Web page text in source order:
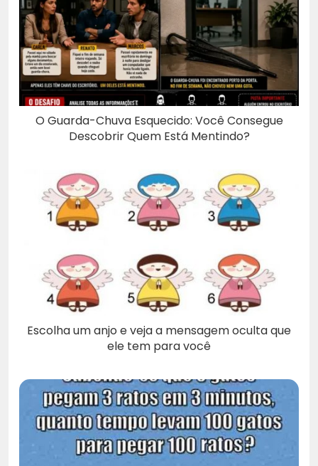
O Guarda-Chuva Esquecido: Você Consegue
Descobrir Quem Está Mentindo?
Escolha um anjo e veja a mensagem oculta que
ele tem para você